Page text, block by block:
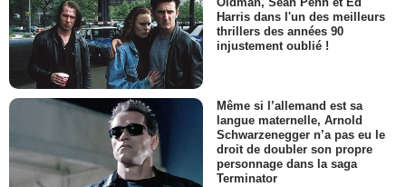
Harris dans l'un des meilleurs
thrillers des années 90
injustement oublié !
Même si l’allemand est sa
langue maternelle, Arnold
Schwarzenegger n’a pas eu le
droit de doubler son propre
personnage dans la saga
Terminator